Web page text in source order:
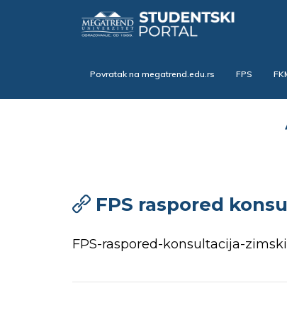
Povratak na megatrend.edu.rs FPS
FPS raspored
FPS-raspored-konsultacija-